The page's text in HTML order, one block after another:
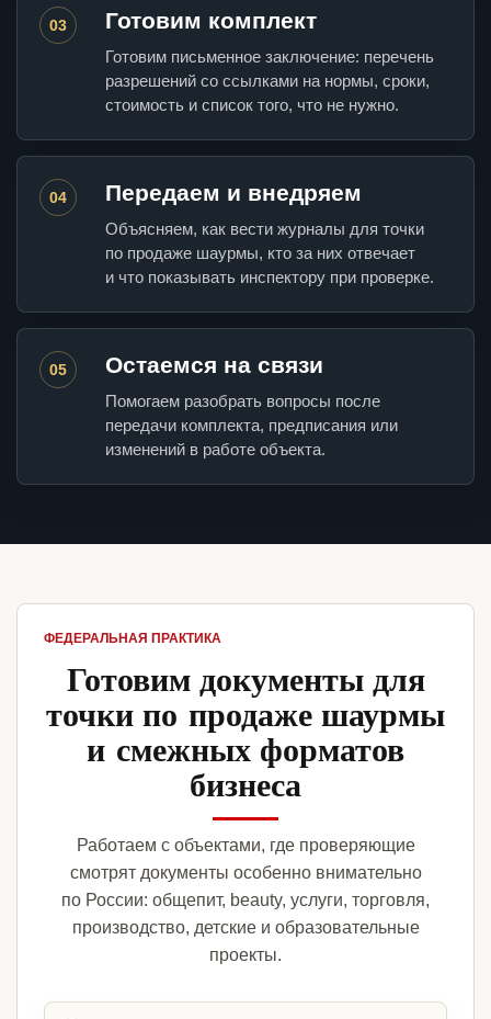
03 Готовим комплект
Готовим письменное заключение: перечень
разрешений со ссылками на нормы, сроки,
стоимость и список того, что не нужно.
04 Передаем и внедряем
Объясняем, как вести журналы для точки
по продаже шаурмы, кто за них отвечает
и что показывать инспектору при проверке.
05 Остаемся на связи
Помогаем разобрать вопросы после
передачи комплекта, предписания или
изменений в работе объекта.
ФЕДЕРАЛЬНАЯ ПРАКТИКА
Готовим документы для
точки по продаже шаурмы
и смежных форматов
бизнеса
Работаем с объектами, где проверяющие
смотрят документы особенно внимательно
по России: общепит, beauty, услуги, торговля,
производство, детские и образовательные
проекты.